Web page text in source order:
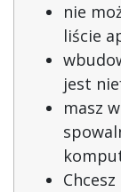
nie
liście
jest
masz